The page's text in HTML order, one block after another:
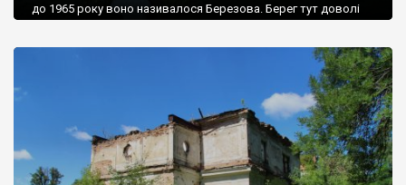
до 1965 року воно називалося Березова. Берег тут доволі
Наддністрянське відрізняється від більшості навколишніх
сіл. У селі є мурована Михайлівська церква. Точної дати […]